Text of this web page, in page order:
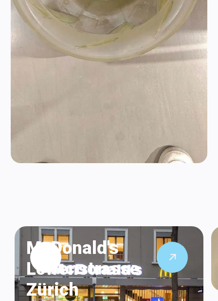
McDonald's
Löwenstrasse
Zürich
